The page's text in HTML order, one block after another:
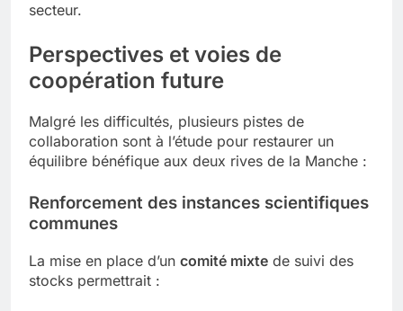
secteur.
Perspectives et voies de
coopération future
Malgré les difficultés, plusieurs pistes de
collaboration sont à l’étude pour restaurer un
équilibre bénéfique aux deux rives de la Manche :
Renforcement des instances scientifiques
communes
La mise en place d’un comité mixte de suivi des
stocks permettrait :